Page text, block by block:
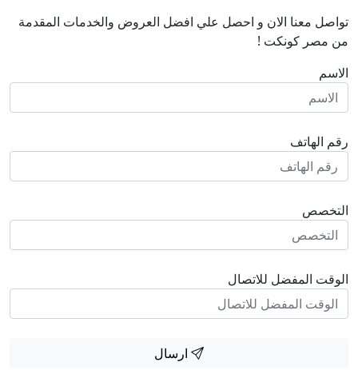
تواصل معنا الان و احصل علي افضل العروض والخدمات المقدمة
من مصر كونكت !
الاسم
رقم الهاتف
التخصص
الوقت المفضل للاتصال
ارسال